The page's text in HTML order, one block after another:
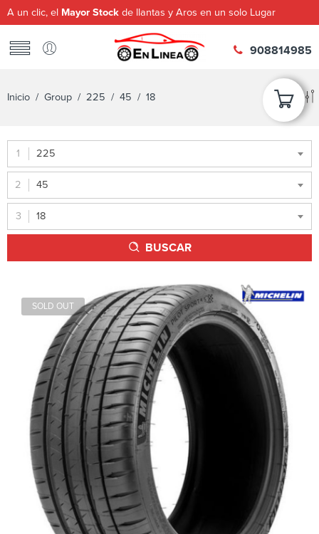
A un clic, el Mayor Stock de llantas y Aros en un solo Lugar
908814985
Inicio / Group / 225 / 45 / 18
225
45
18
BUSCAR
SOLD OUT